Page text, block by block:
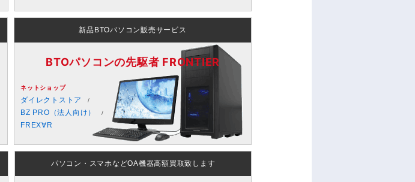
新品BTOパソコン販売サービス
BTOパソコンの先駆者 FRONTIER
ネットショップ
ダイレクトストア
BZ PRO（法人向け）
FREX∀R
パソコン・スマホなどOA機器高額買取致します